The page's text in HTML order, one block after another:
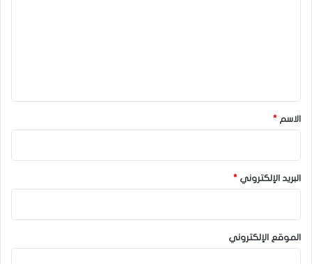
*
الاسم *
البريد الإلكتروني *
الموقع الإلكتروني